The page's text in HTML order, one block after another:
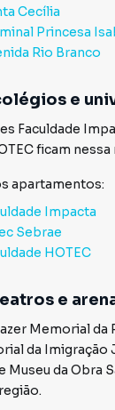
Cecília
Princesa
Rio Branco
e
Faculdade
ficam nessa
apartamentos:
Impacta
Sebrae
HOTEC
e
Memorial da
da Imigração
Museu da Obra